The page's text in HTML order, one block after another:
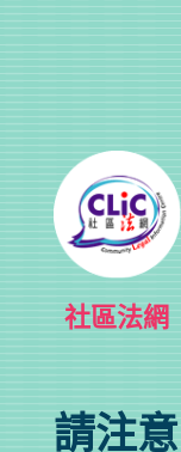
社區法網
請注意